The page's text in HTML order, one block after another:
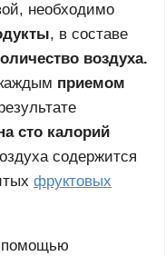
необходимо
, в составе
воздуха.
приемом
сто калорий
содержится
фруктовых
помощью